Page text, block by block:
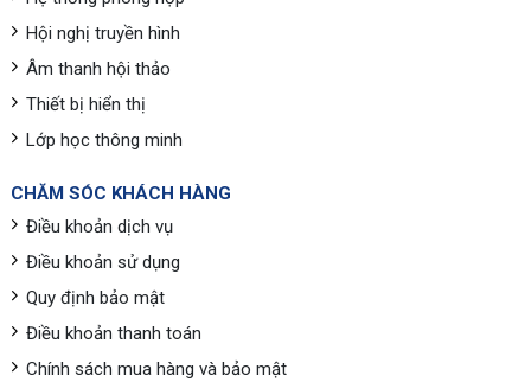
Hội nghị truyền hình
Âm thanh hội thảo
Thiết bị hiển thị
Lớp học thông minh
CHĂM SÓC KHÁCH HÀNG
Điều khoản dịch vụ
Điều khoản sử dụng
Quy định bảo mật
Điều khoản thanh toán
Chính sách mua hàng và bảo mật